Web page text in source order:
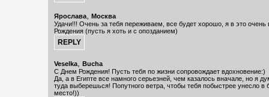
Ярослава, Москва
Удачи!!! Очень за тебя переживаем, все будет хорошо, я в это
Рождения (пусть я хоть и с опозданием)
Veselka, Bucha
С Днем Рождения! Пусть тебя по жизни сопровождает вдохновение:)
Да, а в Египте все намного серьезней, чем казалось вначале, но я
туда выберешься! Попутного ветра, чтобы тебя побыстрее унесло в
место!))